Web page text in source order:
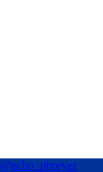
@echo_pbreyer